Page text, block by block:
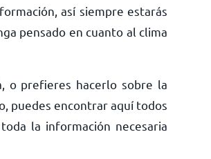
así siempre estarás
pensado en cuanto al clima
o prefieres hacerlo sobre la
puedes encontrar aquí todos
la información necesaria